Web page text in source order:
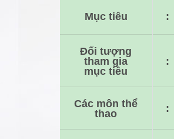
Mục tiêu :
Đối tượng
tham gia
mục tiêu
:
Các môn thể
thao
: